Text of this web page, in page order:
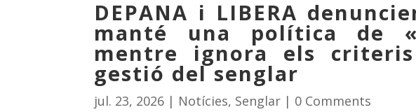
DEPANA i LIBERA
manté una política de
mentre ignora els
gestió del senglar
jul. 23, 2026 | Notícies, Senglar | 0 Comments